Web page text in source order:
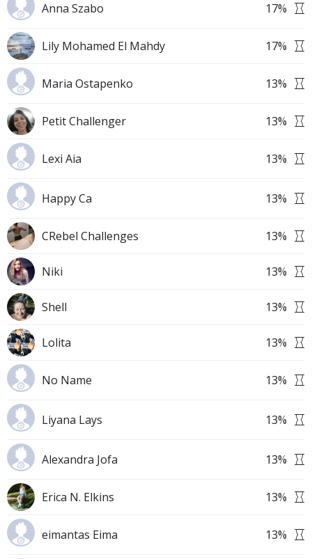
Anna Szabo 17%
Lily Mohamed El Mahdy 17%
Maria Ostapenko 13%
Petit Challenger 13%
Lexi Aia 13%
Happy Ca 13%
CRebel Challenges 13%
Niki 13%
Shell 13%
Lolita 13%
No Name 13%
Liyana Lays 13%
Alexandra Jofa 13%
Erica N. Elkins 13%
eimantas Eima 13%